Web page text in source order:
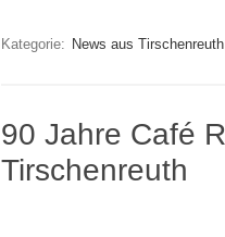
Kategorie: News aus Tirschenreuth
90 Jahre Café
Tirschenreuth